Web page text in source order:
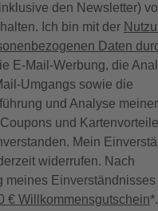
den Newsletter)
Ich bin mit der
Daten
E-Mail-Werbung, die
Umgangs sowie die
und Analyse meiner
und Kartenvorteile
Mein
widerrufen. Nach
meines Einverständnisses
€ Willkommensgutschein*.